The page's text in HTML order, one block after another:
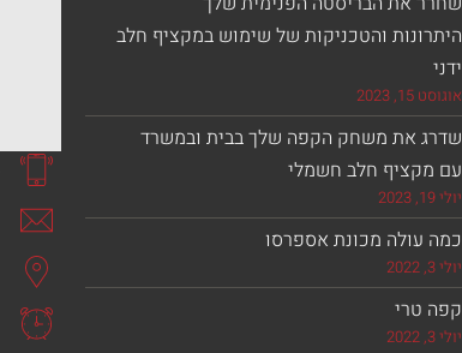
היתרונות והטכניקות של שימוש במקציף חלב
ידני
אוגוסט 15, 2023
שדרג את משחק הקפה שלך בבית ובמשרד
עם מקציף חלב חשמלי
יולי 19, 2023
כמה עולה מכונת אספרסו
יולי 3, 2022
קפה טרי
יולי 3, 2022